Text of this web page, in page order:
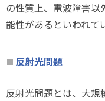
の性質上、電波障害
能性があるといわれて
反射光問題
反射光問題とは、大